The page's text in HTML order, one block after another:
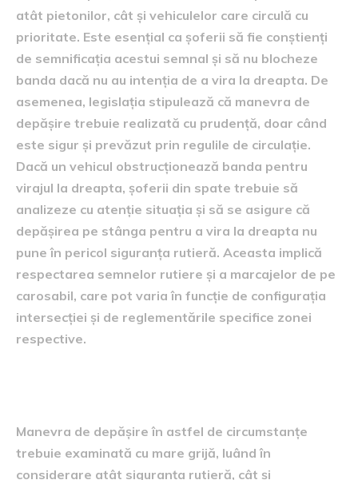
atât pietonilor, cât și vehiculelor care circulă cu
prioritate. Este esențial ca șoferii să fie conștienți
de semnificația acestui semnal și să nu blocheze
banda dacă nu au intenția de a vira la dreapta. De
asemenea, legislația stipulează că manevra de
depășire trebuie realizată cu prudență, doar când
este sigur și prevăzut prin regulile de circulație.
Dacă un vehicul obstrucționează banda pentru
virajul la dreapta, șoferii din spate trebuie să
analizeze cu atenție situația și să se asigure că
depășirea pe stânga pentru a vira la dreapta nu
pune în pericol siguranța rutieră. Aceasta implică
respectarea semnelor rutiere și a marcajelor de pe
carosabil, care pot varia în funcție de configurația
intersecției și de reglementările specifice zonei
respective.
Manevra de depășire în astfel de circumstanțe
trebuie examinată cu mare grijă, luând în
considerare atât siguranța rutieră, cât și